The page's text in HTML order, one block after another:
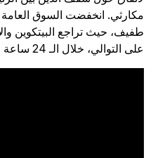
انخفضت السوق العامة
التوالي، خلال الـ 24 ساعة الماضية.